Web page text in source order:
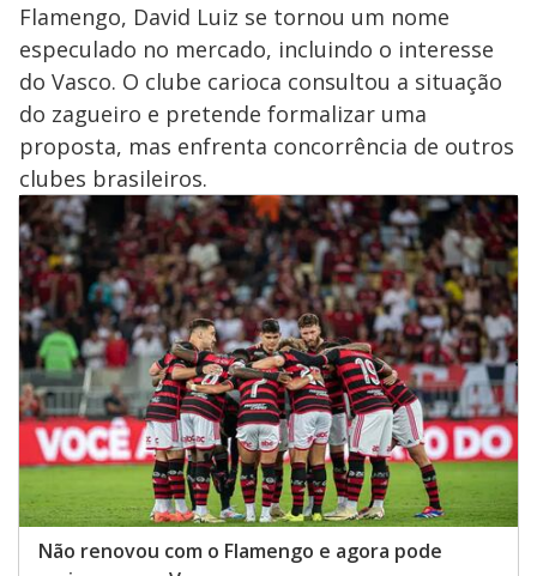
Flamengo, David Luiz se tornou um nome
especulado no mercado, incluindo o interesse
do Vasco. O clube carioca consultou a situação
do zagueiro e pretende formalizar uma
proposta, mas enfrenta concorrência de outros
clubes brasileiros.
Não renovou com o Flamengo e agora pode